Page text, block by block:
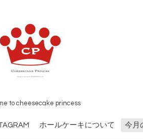
to cheesecake princess
ホールケーキについて 今月